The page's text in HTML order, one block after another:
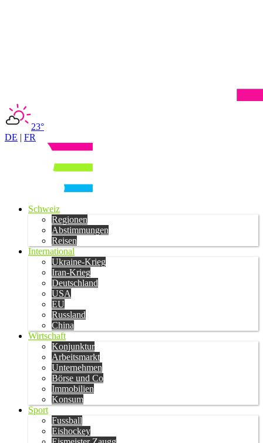
23°
DE | FR
Schweiz
Regionen
Abstimmungen
Reisen
International
Ukraine-Krieg
Iran-Krieg
Deutschland
USA
EU
Russland
China
Wirtschaft
Konjunktur
Arbeitsmarkt
Unternehmen
Börse und Co
Immobilien
Konsum
Sport
Fussball
Eishockey